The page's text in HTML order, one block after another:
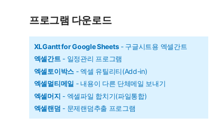
2024.9.24
리
프로그램 다운로드
XLGantt for Google Sheets- 구글시트용 엑셀간트
엑셀간트- 일정관리 프로그램
엑셀토이박스 - 엑셀 유틸리티(Add-in)
엑셀멀티메일 - 내용이 다른 단체메일 보내기
엑셀머지 - 엑셀파일 합치기(파일통합)
엑셀랜덤 - 문제랜덤추출 프로그램